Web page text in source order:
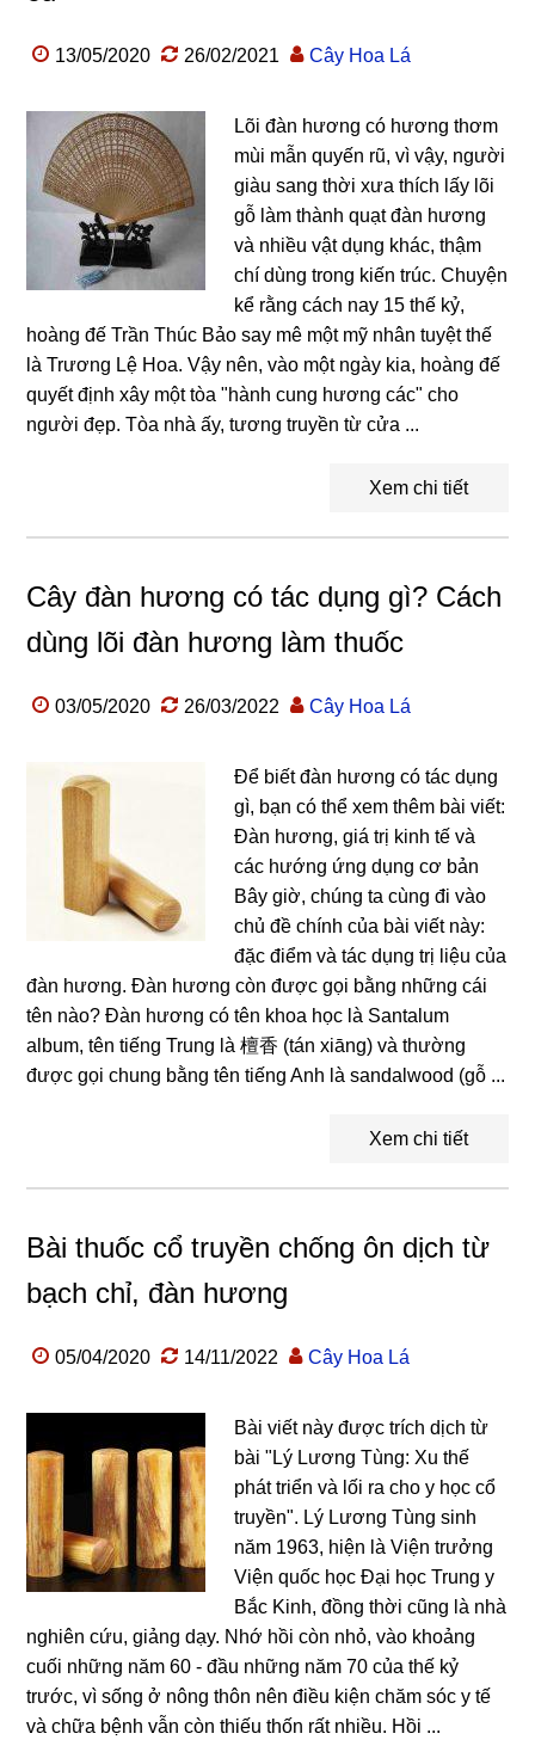
13/05/2020 26/02/2021 Cây Hoa Lá
Lõi đàn hương có hương thơm
mùi mẫn quyến rũ, vì vậy, người
giàu sang thời xưa thích lấy lõi
gỗ làm thành quạt đàn hương
và nhiều vật dụng khác, thậm
chí dùng trong kiến trúc. Chuyện
kể rằng cách nay 15 thế kỷ,
hoàng đế Trần Thúc Bảo say mê một mỹ nhân tuyệt thế
là Trương Lệ Hoa. Vậy nên, vào một ngày kia, hoàng đế
quyết định xây một tòa "hành cung hương các" cho
người đẹp. Tòa nhà ấy, tương truyền từ cửa ...
Xem chi tiết
Cây đàn hương có tác dụng gì? Cách
dùng lõi đàn hương làm thuốc
03/05/2020 26/03/2022 Cây Hoa Lá
Để biết đàn hương có tác dụng
gì, bạn có thể xem thêm bài viết:
Đàn hương, giá trị kinh tế và
các hướng ứng dụng cơ bản
Bây giờ, chúng ta cùng đi vào
chủ đề chính của bài viết này:
đặc điểm và tác dụng trị liệu của
đàn hương. Đàn hương còn được gọi bằng những cái
tên nào? Đàn hương có tên khoa học là Santalum
album, tên tiếng Trung là 檀香 (tán xiāng) và thường
được gọi chung bằng tên tiếng Anh là sandalwood (gỗ ...
Xem chi tiết
Bài thuốc cổ truyền chống ôn dịch từ
bạch chỉ, đàn hương
05/04/2020 14/11/2022 Cây Hoa Lá
Bài viết này được trích dịch từ
bài "Lý Lương Tùng: Xu thế
phát triển và lối ra cho y học cổ
truyền". Lý Lương Tùng sinh
năm 1963, hiện là Viện trưởng
Viện quốc học Đại học Trung y
Bắc Kinh, đồng thời cũng là nhà
nghiên cứu, giảng dạy. Nhớ hồi còn nhỏ, vào khoảng
cuối những năm 60 - đầu những năm 70 của thế kỷ
trước, vì sống ở nông thôn nên điều kiện chăm sóc y tế
và chữa bệnh vẫn còn thiếu thốn rất nhiều. Hồi ...